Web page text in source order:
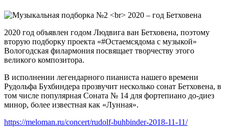
2020 год объявлен годом Людвига ван Бетховена, поэтому
вторую подборку проекта «#Остаемсядома с музыкой»
Вологодская филармония посвящает творчеству этого
великого композитора.
В исполнении легендарного пианиста нашего времени
Рудольфа Бухбиндера прозвучит несколько сонат Бетховена, в
том числе популярная Соната № 14 для фортепиано до-диез
минор, более известная как «Лунная».
https://meloman.ru/concert/rudolf-buhbinder-2018-11-11/